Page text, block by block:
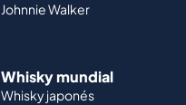
Johnnie Walker
Whisky mundial
Whisky japonés